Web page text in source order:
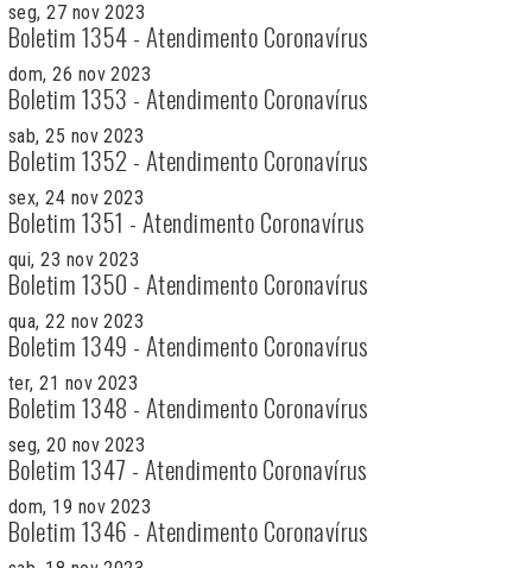
seg, 27 nov 2023
Boletim 1354 - Atendimento Coronavírus
dom, 26 nov 2023
Boletim 1353 - Atendimento Coronavírus
sab, 25 nov 2023
Boletim 1352 - Atendimento Coronavírus
sex, 24 nov 2023
Boletim 1351 - Atendimento Coronavírus
qui, 23 nov 2023
Boletim 1350 - Atendimento Coronavírus
qua, 22 nov 2023
Boletim 1349 - Atendimento Coronavírus
ter, 21 nov 2023
Boletim 1348 - Atendimento Coronavírus
seg, 20 nov 2023
Boletim 1347 - Atendimento Coronavírus
dom, 19 nov 2023
Boletim 1346 - Atendimento Coronavírus